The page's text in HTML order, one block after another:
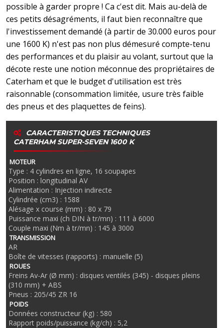
possible à garder propre ! Ca c'est dit. Mais au-delà de
ces petits désagréments, il faut bien reconnaître que
l'investissement demandé (à partir de 30.000 euros pour
une 1600 K) n'est pas non plus démesuré compte-tenu
des performances et du plaisir au volant, surtout que la
décote reste une notion méconnue des propriétaires de
Caterham et que le budget d'utilisation est très
raisonnable (consommation limitée, usure très faible
des pneus et des plaquettes de feins).
CARACTERISTIQUES TECHNIQUES
CATERHAM SUPER-SEVEN 1600 K
MOTEUR
Type : 4 cylindres en ligne, 16 soupapes
Position : longitudinal AV
Alimentation : Injection indirecte
Cylindrée (cm3) : 1588
Alésage x course (mm) : 80 x 79
Puissance maxi (ch DIN à tr/mn) : 111 à 6000
Couple maxi (Nm à tr/mn) : 145 à 3000
TRANSMISSION
AR
Boîte de vitesses (rapports) : manuelle (5)
ROUES
Freins Av-Ar (Ø mm) : disques ventilés (345) - disques pleins
(310 mm) + ABS
Pneus : 205/45 ZR 16
POIDS
Données constructeur (kg) : 580
Rapport poids/puissance (kg/ch) : 5,2